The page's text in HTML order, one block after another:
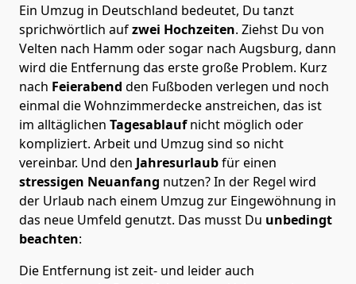
Ein Umzug in Deutschland bedeutet, Du tanzt
sprichwörtlich aufzwei Hochzeiten. Ziehst Du von
Velten nach Hamm oder sogar nach Augsburg, dann
wird die Entfernung das erste große Problem. Kurz
nach Feierabend den Fußboden verlegen und noch
einmal die Wohnzimmerdecke anstreichen, das ist
im alltäglichen Tagesablaufnicht möglich oder
kompliziert. Arbeit und Umzug sind so nicht
vereinbar. Und den Jahresurlaubfür einen
stressigen Neuanfang nutzen? In der Regel wird
der Urlaub nach einem Umzug zur Eingewöhnung in
das neue Umfeld genutzt. Das musst Du unbedingt
beachten:
Die Entfernung ist zeit- und leider auch